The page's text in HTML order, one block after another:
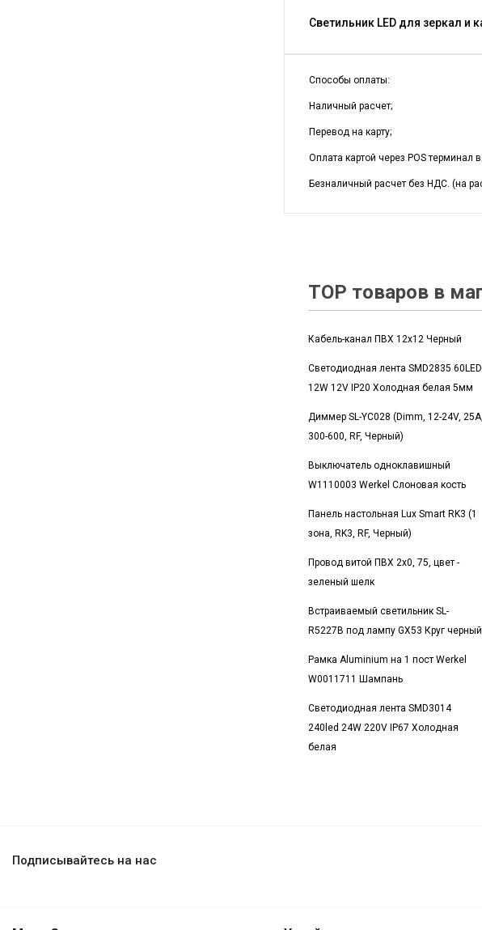
Светильник LED для зеркал и
Способы оплаты:
Наличный расчет;
Перевод на карту;
Оплата картой через POS терминал
Безналичный расчет без НДС. (на
TOP товаров в
Кабель-канал ПВХ 12x12 Черный
Светодиодная лента SMD2835 60LED
12W 12V IP20 Холодная белая 5мм
Диммер SL-YC028 (Dimm, 12-24V, 25A,
300-600, RF, Черный)
Выключатель одноклавишный
W1110003 Werkel Слоновая кость
Панель настольная Lux Smart RK3 (1
зона, RK3, RF, Черный)
Провод витой ПВХ 2х0, 75, цвет -
зеленый шелк
Встраиваемый светильник SL-
R5227B под лампу GX53 Круг черный
Рамка Aluminium на 1 пост Werkel
W0011711 Шампань
Светодиодная лента SMD3014
240led 24W 220V IP67 Холодная
белая
Подписывайтесь на нас